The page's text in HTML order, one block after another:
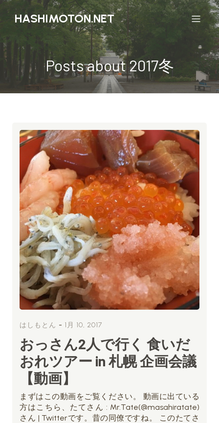
HASHIMOTON.NET
Posts about 2017冬
はしもとん - 1月 10, 2017
おっさん2人で行く 食いだ
おれツアー in 札幌 企画会議
【動画】
まずはこの動画をご覧ください。 動画に出ている
方はこちら、たてさん : Mr.Tate(@masahiratate)
さん | Twitterです。昔の同僚ですね。 このたてさ